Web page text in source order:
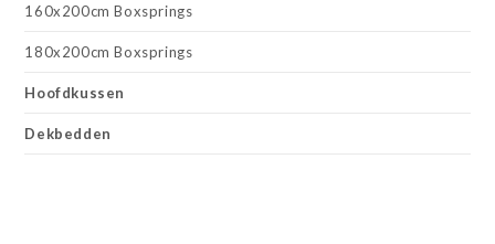
160x200cm Boxsprings
180x200cm Boxsprings
Hoofdkussen
Dekbedden